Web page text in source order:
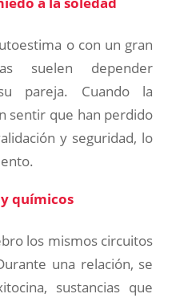
o con un gran
suelen depender
pareja. Cuando la
sentir que han perdido
y seguridad, lo
químicos
los mismos circuitos
una relación, se
sustancias que